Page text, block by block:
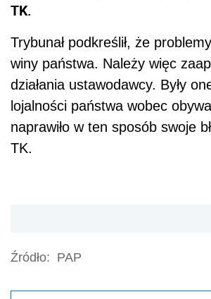
TK.
Trybunał podkreślił, że
winy państwa. Należy więc
działania ustawodawcy. Były
lojalności państwa wobec
naprawiło w ten sposób swoje
TK.
Źródło: PAP